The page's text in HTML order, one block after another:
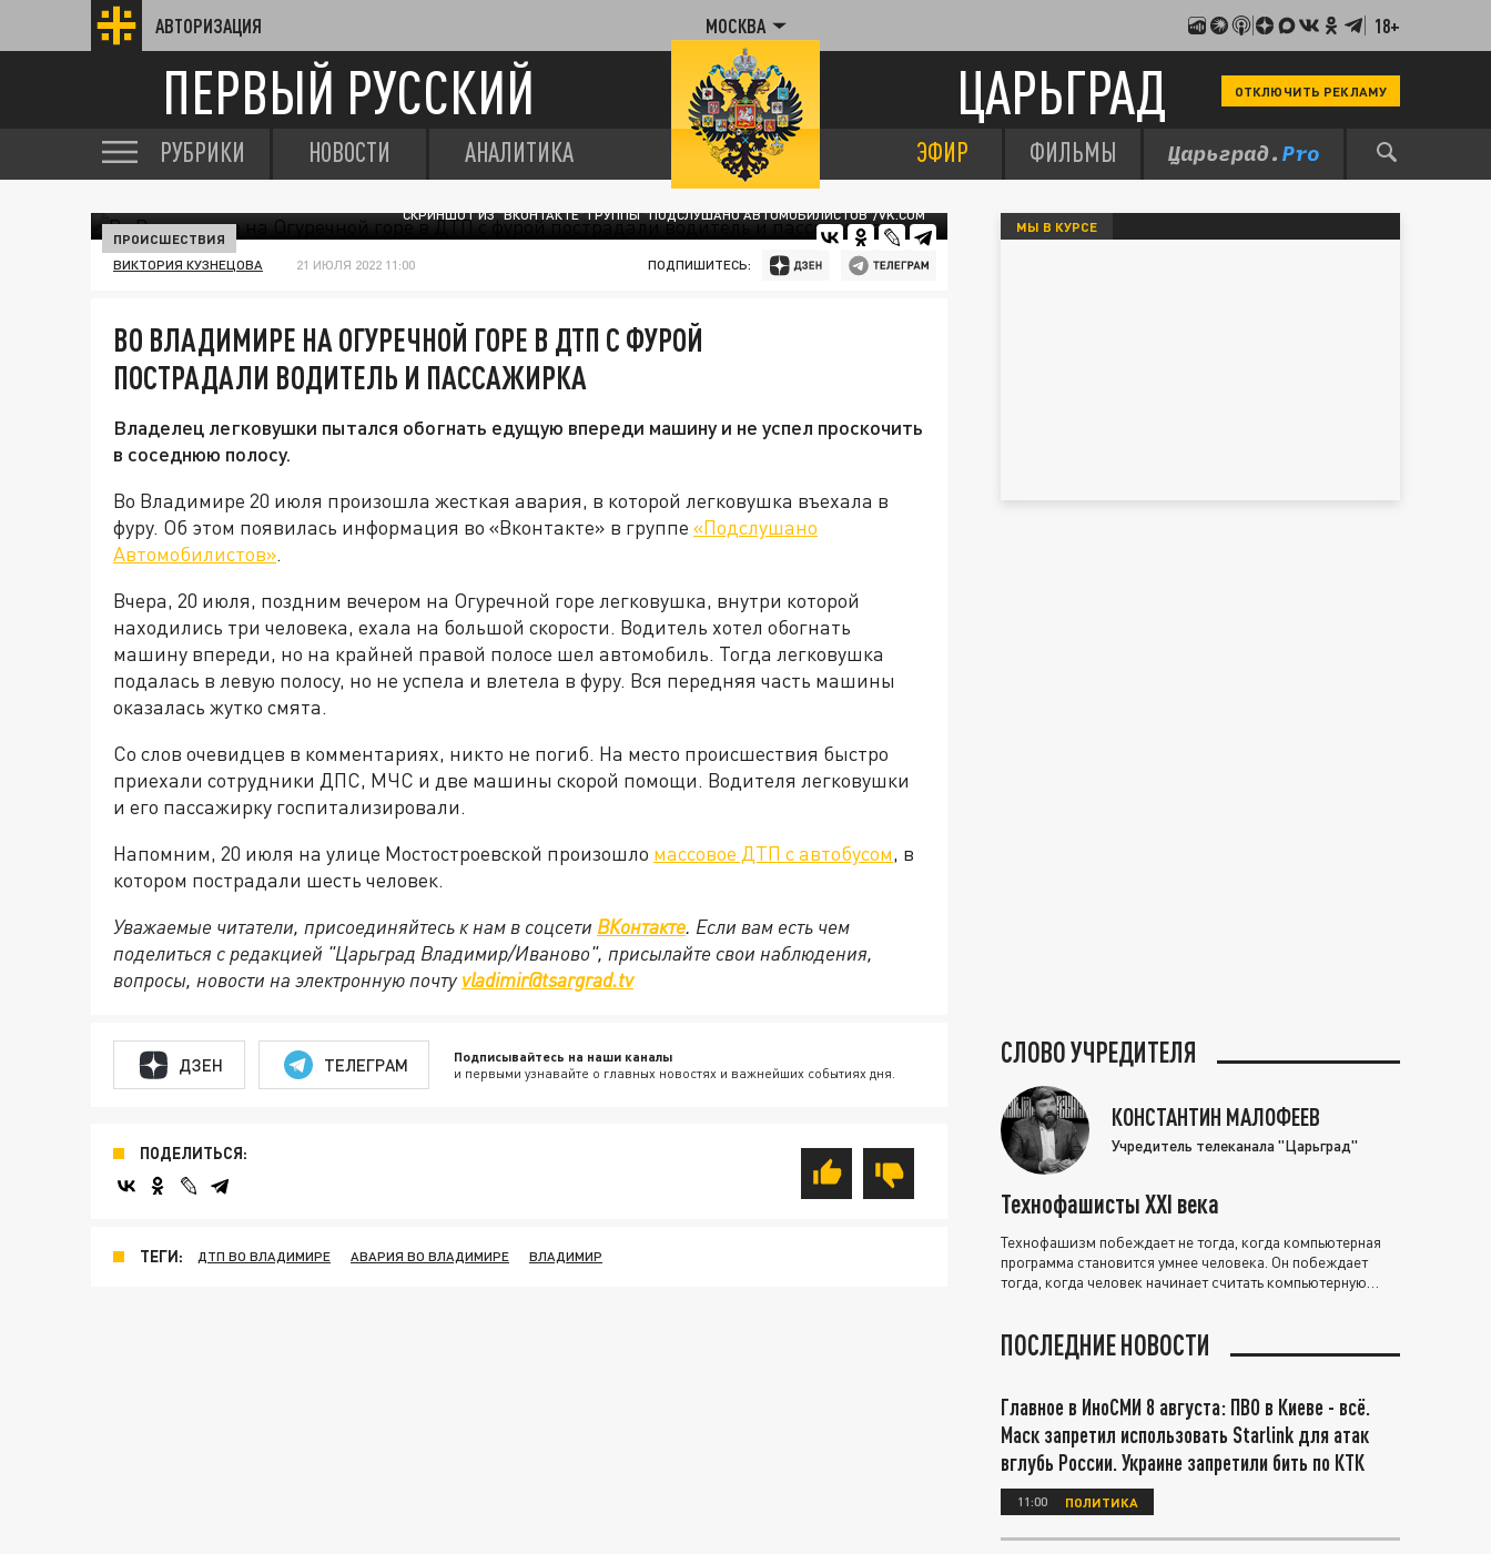
АВТОРИЗАЦИЯ МОСКВА 18+
ПЕРВЫЙ РУССКИЙ ЦАРЬГРАД ОТКЛЮЧИТЬ РЕКЛАМУ
РУБРИКИ НОВОСТИ АНАЛИТИКА ЭФИР ФИЛЬМЫ
СКРИНШОТ ИЗ "ВКОНТАКТЕ" ГРУППЫ "ПОДСЛУШАНО АВТОМОБИЛИСТОВ"/VK.COM
ПРОИСШЕСТВИЯ
ВИКТОРИЯ КУЗНЕЦОВА 21 ИЮЛЯ 2022 11:00 ПОДПИШИТЕСЬ:
ВО ВЛАДИМИРЕ НА ОГУРЕЧНОЙ ГОРЕ В ДТП С ФУРОЙ
ПОСТРАДАЛИ ВОДИТЕЛЬ И ПАССАЖИРКА
Владелец легковушки пытался обогнать едущую впереди машину и не успел проскочить
в соседнюю полосу.
Во Владимире 20 июля произошла жесткая авария, в которой легковушка въехала в
фуру. Об этом появилась информация во «Вконтакте» в группе «Подслушано
Автомобилистов».
Вчера, 20 июля, поздним вечером на Огуречной горе легковушка, внутри которой
находились три человека, ехала на большой скорости. Водитель хотел обогнать
машину впереди, но на крайней правой полосе шел автомобиль. Тогда легковушка
подалась в левую полосу, но не успела и влетела в фуру. Вся передняя часть машины
оказалась жутко смята.
Со слов очевидцев в комментариях, никто не погиб. На место происшествия быстро
приехали сотрудники ДПС, МЧС и две машины скорой помощи. Водителя легковушки
и его пассажирку госпитализировали.
Напомним, 20 июля на улице Мостостроевской произошло массовое ДТП с автобусом, в
котором пострадали шесть человек.
Уважаемые читатели, присоединяйтесь к нам в соцсети ВКонтакте. Если вам есть чем
поделиться с редакцией "Царьград Владимир/Иваново", присылайте свои наблюдения,
вопросы, новости на электронную почту vladimir@tsargrad.tv
ДЗЕН ТЕЛЕГРАМ Подписывайтесь на наши каналы
и первыми узнавайте о главных новостях и важнейших событиях дня.
ПОДЕЛИТЬСЯ:
ТЕГИ: ДТП ВО ВЛАДИМИРЕ АВАРИЯ ВО ВЛАДИМИРЕ ВЛАДИМИР
МЫ В КУРСЕ
СЛОВО УЧРЕДИТЕЛЯ
КОНСТАНТИН МАЛОФЕЕВ
Учредитель телеканала "Царьград"
Технофашисты XXI века
Технофашизм побеждает не тогда, когда компьютерная
программа становится умнее человека. Он побеждает
тогда, когда человек начинает считать компьютерную
ПОСЛЕДНИЕ НОВОСТИ
Главное в ИноСМИ 8 августа: ПВО в Киеве - всё.
Маск запретил использовать Starlink для атак
вглубь России. Украине запретили бить по КТК
11:00 ПОЛИТИКА